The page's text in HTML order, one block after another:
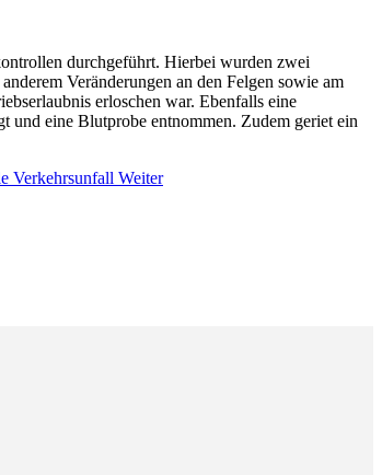
durchgeführt. Hierbei wurden zwei
Veränderungen an den Felgen sowie am
erloschen war. Ebenfalls eine
und eine Blutprobe entnommen. Zudem geriet ein
Verkehrsunfall Weiter